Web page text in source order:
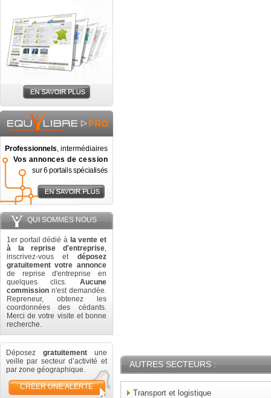
Professionnels, intermédiaires
Vos annonces de cession
sur 6 portails spécialisés
QUI SOMMES NOUS
1er portail dédié à la vente et
à la reprise d'entreprise,
inscrivez-vous et déposez
gratuitement votre annonce
de reprise d'entreprise en
quelques clics. Aucune
commission n'est demandée.
Repreneur, obtenez les
coordonnées des cédants.
Merci de votre visite et bonne
recherche.
Déposez gratuitement une
veille par secteur d’activité et
par zone géographique.
CRÉER UNE ALERTE
AUTRES SECTEURS :
Transport et logistique